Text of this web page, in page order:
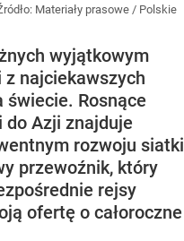
Materiały prasowe / Polskie
wyjątkowym
najciekawszych
Rosnące
Azji znajduje
rozwoju siatki
przewoźnik, który
rejsy
ofertę o całoroczne